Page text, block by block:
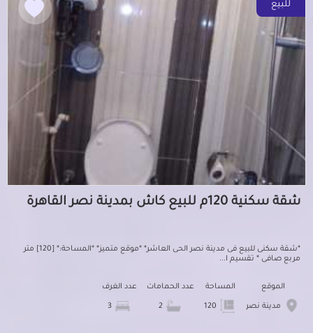
للبيع
شقة سكنية 120م للبيع كاش بمدينة نصر القاهرة
*شقة سكنى للبيع فى مدينة نصر الحى العاشر* *موقع متميز* *المساحة:* [120] متر
مربع صافى * تقسيم ا...
الموقع
مدينة نصر
المساحة عدد الحمامات عدد الغرف